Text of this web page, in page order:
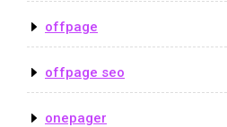
offpage
offpage seo
onepager